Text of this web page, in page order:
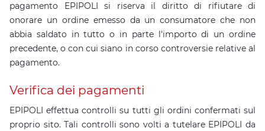
pagamento EPIPOLI si riserva il diritto di rifiutare di
onorare un ordine emesso da un consumatore che non
abbia saldato in tutto o in parte l'importo di un ordine
precedente, o con cui siano in corso controversie relative al
pagamento.
Verifica dei pagamenti
EPIPOLI effettua controlli su tutti gli ordini confermati sul
proprio sito. Tali controlli sono volti a tutelare EPIPOLI da